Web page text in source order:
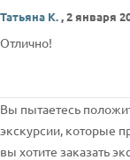
Татьяна К.,2 января
Отлично!
Вы пытаетесь
экскурсии, которые
вы хотите заказать